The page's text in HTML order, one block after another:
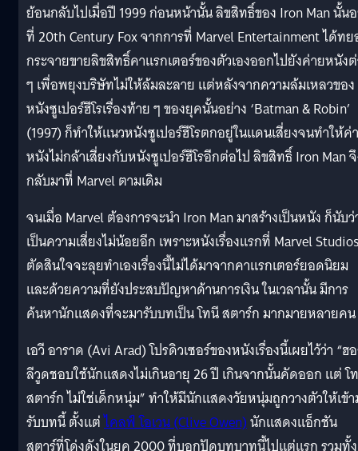
ย้อนกลับไปเมื่อปี 1999 ก่อนหน้านั้น ลิขสิทธิ์ของ Iron Man นั้น
ที่ 20th Century Fox จากการที่ Marvel Entertainment ได้ท
กระจายขายลิขสิทธิ์คาแรกเตอร์ของตัวเองออกไปยังค่ายหนัง
ๆ เพื่อพยุงบริษัทไม่ให้ล้มละลาย แต่หลังจากความล้มเหลวของ
หนังซูเปอร์ฮีโรเรื่องท้าย ๆ ของยุคนั้นอย่าง ‘Batman & Robin’
(1997) ก็ทำให้แนวหนังซูเปอร์ฮีโรตกอยู่ในแดนเสี่ยงจนทำให้ค่
หนังไม่กล้าเสี่ยงกับหนังซูเปอร์ฮีโรอีกต่อไป ลิขสิทธิ์ Iron Man
กลับมาที่ Marvel ตามเดิม
จนเมื่อ Marvel ต้องการจะนำ Iron Man มาสร้างเป็นหนัง ก็นับ
เป็นความเสี่ยงไม่น้อยอีก เพราะหนังเรื่องแรกที่ Marvel
ตัดสินใจจะลุยทำเองเรื่องนี้ไม่ได้มาจากคาแรกเตอร์ยอดนิยม
และด้วยความที่ยังประสบปัญหาด้านการเงิน ในเวลานั้น มีการ
ค้นหานักแสดงที่จะมารับบทเป็น โทนี สตาร์ก มากมายหลายคน
เอวี อาราด (Avi Arad) โปรดิวเซอร์ของหนังเรื่องนี้เผยไว้ว่า “ฮ
ลีวูดชอบใช้นักแสดงไม่เกินอายุ 26 ปี เกินจากนั้นคัดออก แต่ โ
สตาร์ก ไม่ใช่เด็กหนุ่ม” ทำให้มีนักแสดงวัยหนุ่มถูกวางตัวให้เข้
รับบทนี้ ตั้งแต่ไคลฟ์ โอเวน (Clive Owen)นักแสดงแอ็กชัน